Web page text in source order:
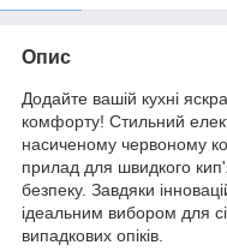
Опис
Додайте вашій кухні
комфорту! Стильний
насиченому червоному
прилад для швидкого
безпеку. Завдяки
ідеальним вибором для
випадкових опіків.